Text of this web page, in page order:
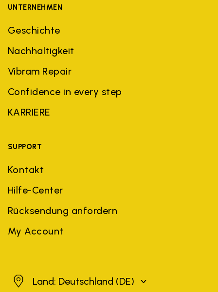
UNTERNEHMEN
Geschichte
Nachhaltigkeit
Vibram Repair
Confidence in every step
KARRIERE
SUPPORT
Kontakt
Hilfe-Center
Rücksendung anfordern
My Account
Deutschland
Land: Deutschland (DE)